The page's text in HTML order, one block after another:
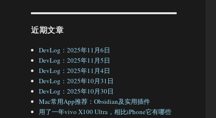
近期文章
DevLog：2025年11月6日
DevLog：2025年11月5日
DevLog：2025年11月4日
DevLog：2025年10月31日
DevLog：2025年10月30日
Mac常用App推荐：Obsidian及实用插件
用了一年vivo X100 Ultra，相比iPhone它有哪些